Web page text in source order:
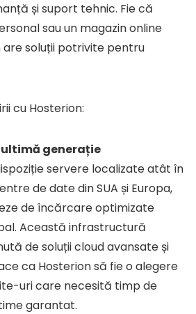
și suport tehnic. Fie că
sau un magazin online
soluții potrivite pentru
cu Hosterion:
generație
servere localizate atât în
de date din SUA și Europa,
de încărcare optimizate
Această infrastructură
de soluții cloud avansate și
ca Hosterion să fie o alegere
uri care necesită timp de
garantat.